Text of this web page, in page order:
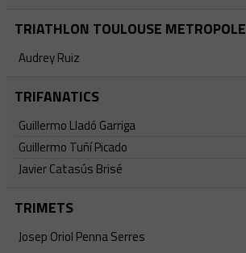
TRIATHLON TOULOUSE METROPOLE
Audrey Ruiz
TRIFANATICS
Guillermo Lladó Garriga
Guillermo Tuñí Picado
Javier Catasús Brisé
TRIMETS
Josep Oriol Penna Serres